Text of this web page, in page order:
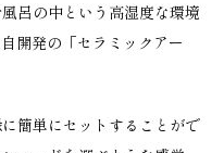
呂の中という高湿度な環境
開発の「セラミックアー
簡単にセットすることがで